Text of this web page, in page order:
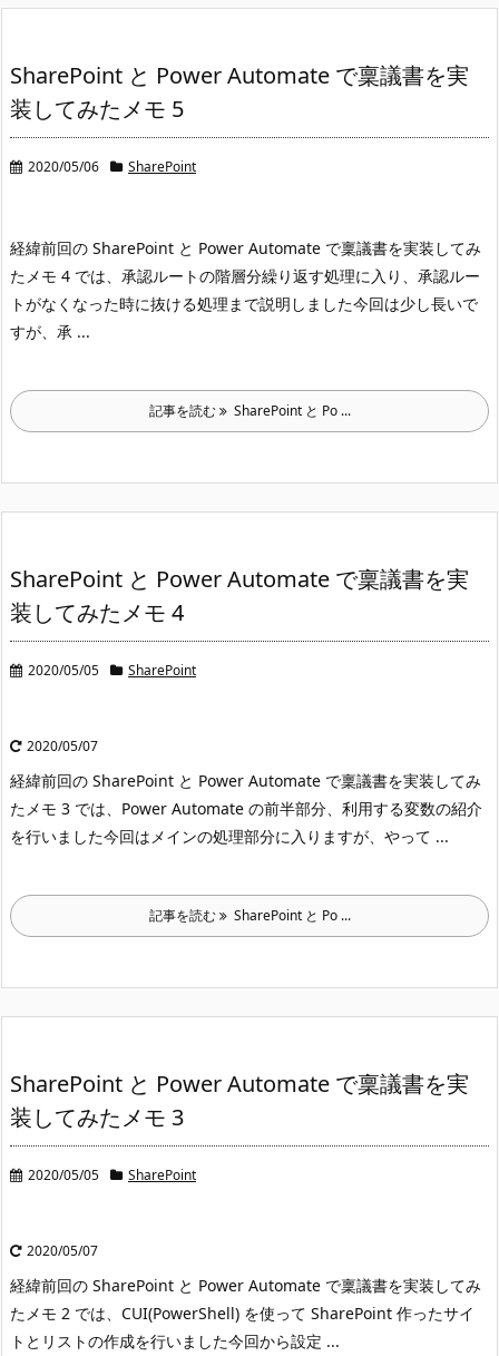
SharePoint と Power Automate で稟議書を実
装してみたメモ 5
2020/05/06 SharePoint
経緯前回の SharePoint と Power Automate で稟議書を実装してみ
たメモ 4 では、承認ルートの階層分繰り返す処理に入り、承認ルー
トがなくなった時に抜ける処理まで説明しました今回は少し長いで
すが、承 ...
記事を読む SharePoint と Po ...
SharePoint と Power Automate で稟議書を実
装してみたメモ 4
2020/05/05 SharePoint
2020/05/07
経緯前回の SharePoint と Power Automate で稟議書を実装してみ
たメモ 3 では、Power Automate の前半部分、利用する変数の紹介
を行いました今回はメインの処理部分に入りますが、やって ...
記事を読む SharePoint と Po ...
SharePoint と Power Automate で稟議書を実
装してみたメモ 3
2020/05/05 SharePoint
2020/05/07
経緯前回の SharePoint と Power Automate で稟議書を実装してみ
たメモ 2 では、CUI(PowerShell) を使って SharePoint 作ったサイ
トとリストの作成を行いました今回から設定 ...